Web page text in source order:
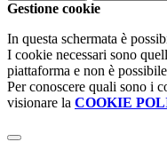
Gestione cookie
In questa schermata è
I cookie necessari sono
piattaforma e non è
Per conoscere quali sono i
visionare la COOKIE